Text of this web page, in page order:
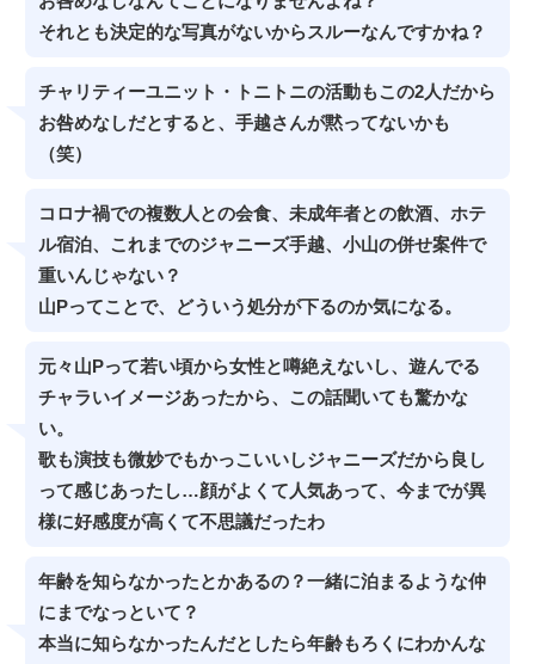
それとも決定的な写真がないからスルーなんですかね？
チャリティーユニット・トニトニの活動もこの2人だから
お咎めなしだとすると、手越さんが黙ってないかも
（笑）
コロナ禍での複数人との会食、未成年者との飲酒、ホテ
ル宿泊、これまでのジャニーズ手越、小山の併せ案件で
重いんじゃない？
山Pってことで、どういう処分が下るのか気になる。
元々山Pって若い頃から女性と噂絶えないし、遊んでる
チャラいイメージあったから、この話聞いても驚かな
い。
歌も演技も微妙でもかっこいいしジャニーズだから良し
って感じあったし…顔がよくて人気あって、今までが異
様に好感度が高くて不思議だったわ
年齢を知らなかったとかあるの？一緒に泊まるような仲
にまでなっといて？
本当に知らなかったんだとしたら年齢もろくにわかんな